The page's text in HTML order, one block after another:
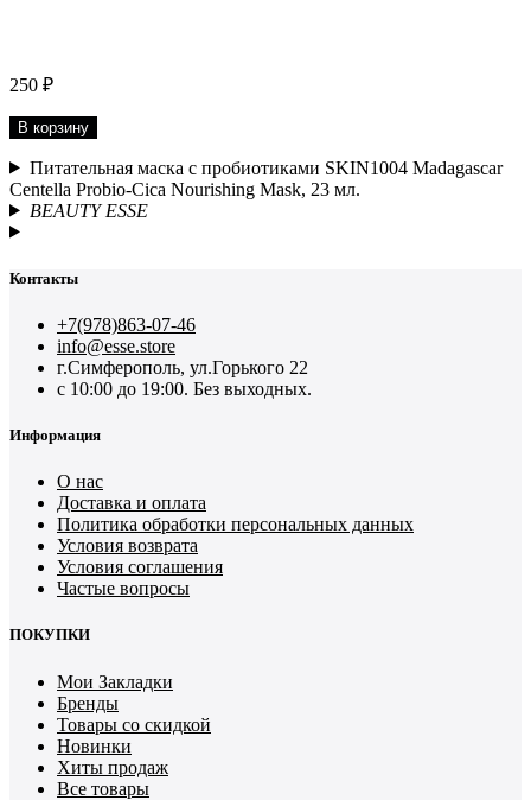
250 ₽
В корзину
Питательная маска с пробиотиками SKIN1004 Madagascar
Centella Probio-Cica Nourishing Mask, 23 мл.
BEAUTY ESSE
Контакты
+7(978)863-07-46
info@esse.store
г.Симферополь, ул.Горького 22
с 10:00 до 19:00. Без выходных.
Информация
О нас
Доставка и оплата
Политика обработки персональных данных
Условия возврата
Условия соглашения
Частые вопросы
ПОКУПКИ
Мои Закладки
Бренды
Товары со скидкой
Новинки
Хиты продаж
Все товары